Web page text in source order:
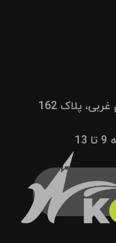
پلاک 162